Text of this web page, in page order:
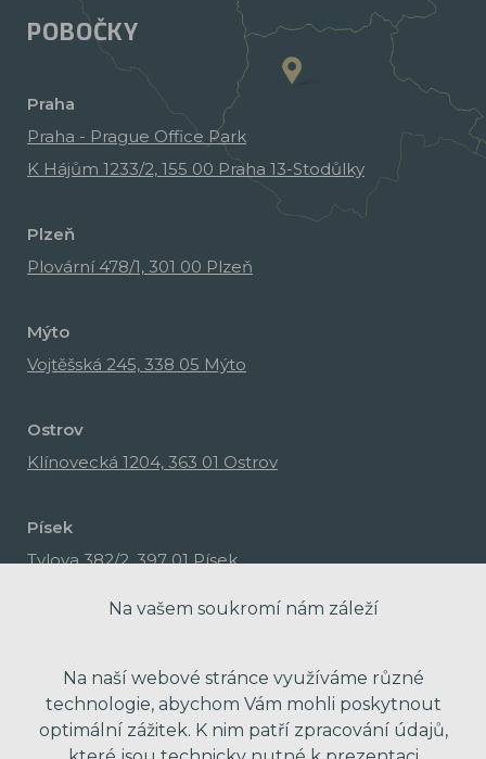
POBOČKY
Praha
Praha - Prague Office Park
K Hájům 1233/2, 155 00 Praha 13-Stodůlky
Plzeň
Plovární 478/1, 301 00 Plzeň
Mýto
Vojtěšská 245, 338 05 Mýto
Ostrov
Klínovecká 1204, 363 01 Ostrov
Písek
Tylova 382/2, 397 01 Písek
Na vašem soukromí nám záleží
Na naší webové stránce využíváme různé
technologie, abychom Vám mohli poskytnout
optimální zážitek. K nim patří zpracování údajů,